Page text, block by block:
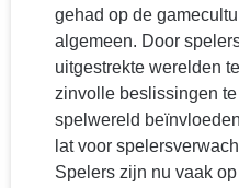
gehad op de
algemeen. Door
uitgestrekte werelden
zinvolle beslissingen
spelwereld
lat voor
Spelers zijn nu vaak